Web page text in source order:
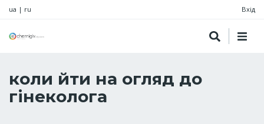
ua | ru Вхід
коли йти на огляд до
гінеколога